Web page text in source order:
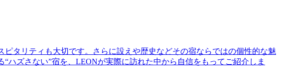
タリティも大切です。さらに設えや歴史などその宿ならではの個性的な魅
ズさない”宿を、LEONが実際に訪れた中から自信をもってご紹介しま